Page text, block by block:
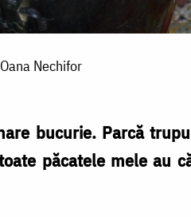
Nechifor
bucurie. Parcă
păcatele mele au